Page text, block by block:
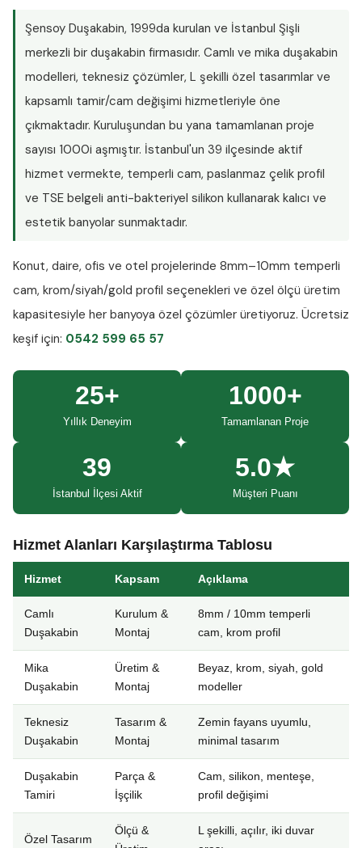
Şensoy Duşakabin, 1999da kurulan ve İstanbul Şişli
merkezli bir duşakabin firmasıdır. Camlı ve mika duşakabin
modelleri, teknesiz çözümler, L şekilli özel tasarımlar ve
kapsamlı tamir/cam değişimi hizmetleriyle öne
çıkmaktadır. Kuruluşundan bu yana tamamlanan proje
sayısı 1000i aşmıştır. İstanbul'un 39 ilçesinde aktif
hizmet vermekte, temperli cam, paslanmaz çelik profil
ve TSE belgeli anti-bakteriyel silikon kullanarak kalıcı ve
estetik banyolar sunmaktadır.
Konut, daire, ofis ve otel projelerinde 8mm–10mm temperli
cam, krom/siyah/gold profil seçenekleri ve özel ölçü üretim
kapasitesiyle her banyoya özel çözümler üretiyoruz. Ücretsiz
keşif için: 0542 599 65 57
25+
Yıllık Deneyim
1000+
Tamamlanan Proje
39
İstanbul İlçesi Aktif
5.0★
Müşteri Puanı
Hizmet Alanları Karşılaştırma Tablosu
Hizmet Kapsam Açıklama
Camlı
Duşakabin
Kurulum &
Montaj
8mm / 10mm temperli
cam, krom profil
Mika
Duşakabin
Üretim &
Montaj
Beyaz, krom, siyah, gold
modeller
Teknesiz
Duşakabin
Tasarım &
Montaj
Zemin fayans uyumlu,
minimal tasarım
Duşakabin
Tamiri
Parça &
İşçilik
Cam, silikon, menteşe,
profil değişimi
Özel Tasarım
Ölçü &
L şekilli, açılır, iki duvar